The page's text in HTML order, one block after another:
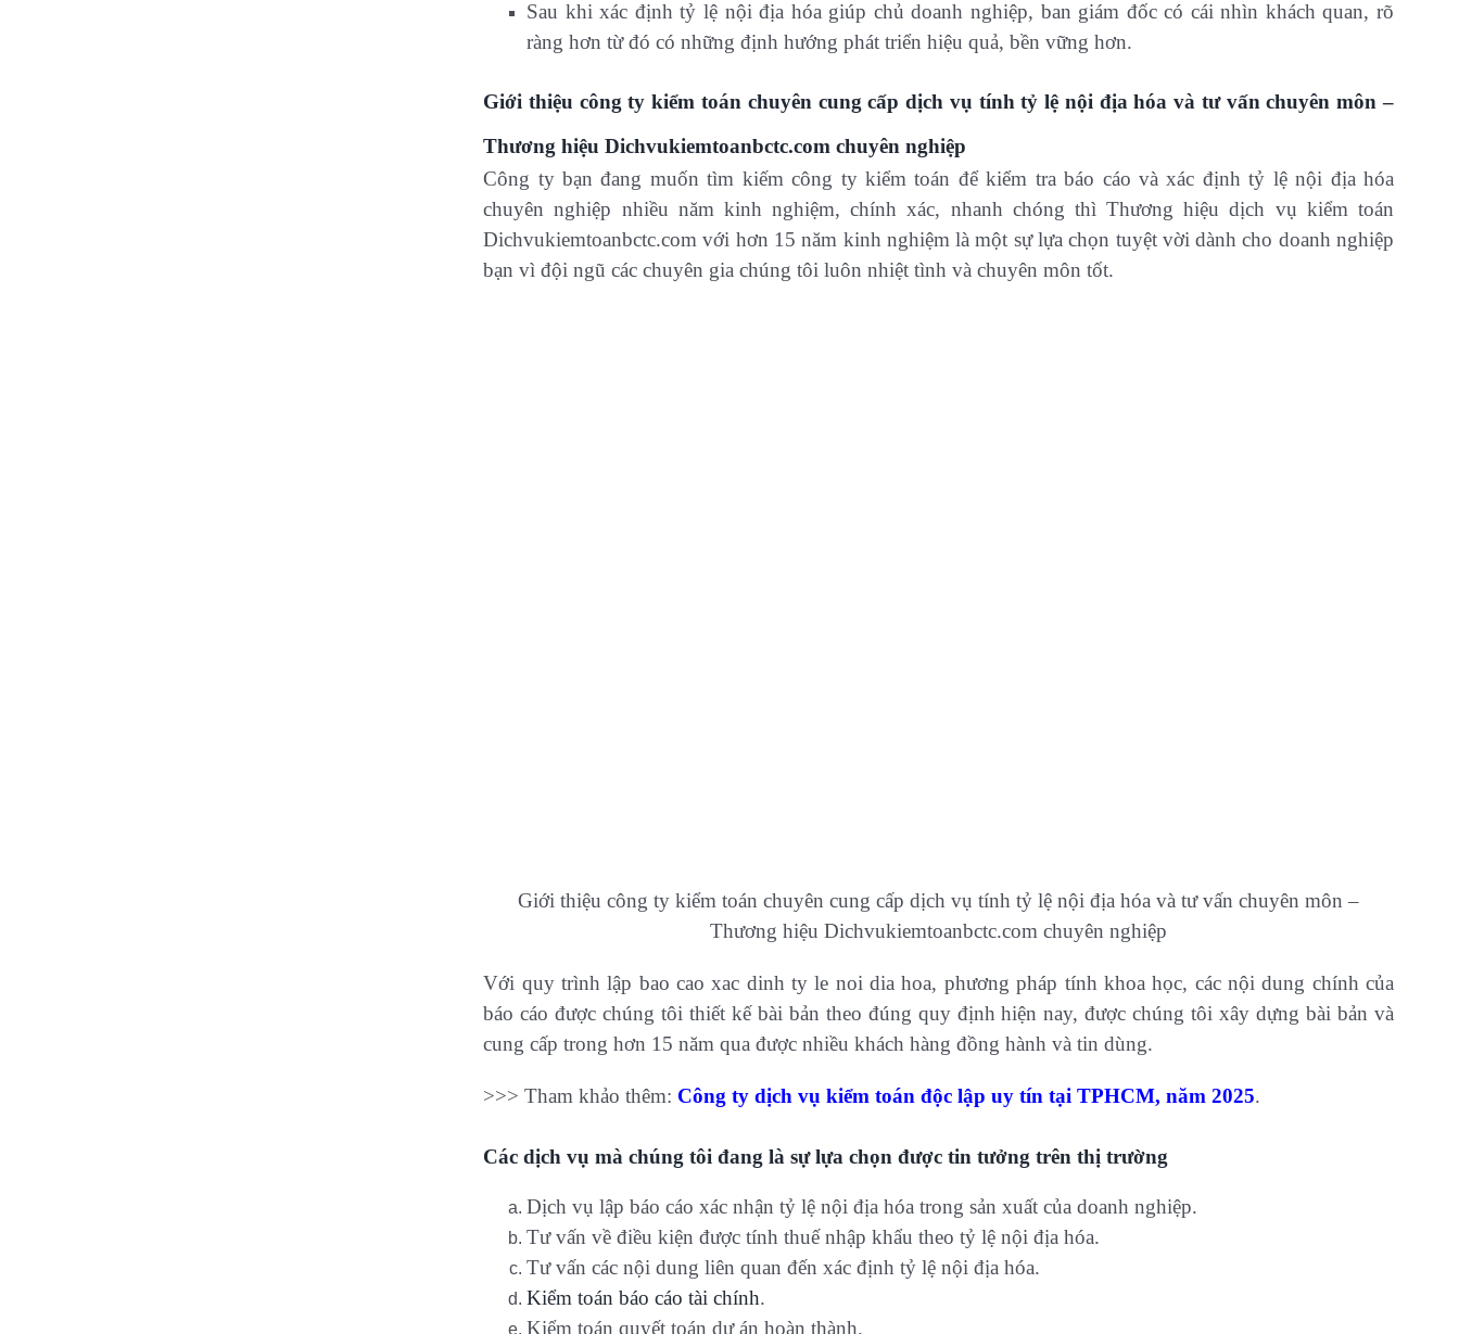
Sau khi xác định tỷ lệ nội địa hóa giúp chủ doanh nghiệp, ban giám đốc có cái nhìn khách quan, rõ
ràng hơn từ đó có những định hướng phát triển hiệu quả, bền vững hơn.
Giới thiệu công ty kiểm toán chuyên cung cấp dịch vụ tính tỷ lệ nội địa hóa và tư vấn chuyên môn –
Thương hiệu Dichvukiemtoanbctc.com chuyên nghiệp
Công ty bạn đang muốn tìm kiếm công ty kiểm toán để kiểm tra báo cáo và xác định tỷ lệ nội địa hóa
chuyên nghiệp nhiều năm kinh nghiệm, chính xác, nhanh chóng thì Thương hiệu dịch vụ kiểm toán
Dichvukiemtoanbctc.com với hơn 15 năm kinh nghiệm là một sự lựa chọn tuyệt vời dành cho doanh nghiệp
bạn vì đội ngũ các chuyên gia chúng tôi luôn nhiệt tình và chuyên môn tốt.
Giới thiệu công ty kiểm toán chuyên cung cấp dịch vụ tính tỷ lệ nội địa hóa và tư vấn chuyên môn –
Thương hiệu Dichvukiemtoanbctc.com chuyên nghiệp
Với quy trình lập bao cao xac dinh ty le noi dia hoa, phương pháp tính khoa học, các nội dung chính của
báo cáo được chúng tôi thiết kế bài bản theo đúng quy định hiện nay, được chúng tôi xây dựng bài bản và
cung cấp trong hơn 15 năm qua được nhiều khách hàng đồng hành và tin dùng.
>>> Tham khảo thêm: Công ty dịch vụ kiểm toán độc lập uy tín tại TPHCM, năm 2025.
Các dịch vụ mà chúng tôi đang là sự lựa chọn được tin tưởng trên thị trường
Dịch vụ lập báo cáo xác nhận tỷ lệ nội địa hóa trong sản xuất của doanh nghiệp.
Tư vấn về điều kiện được tính thuế nhập khẩu theo tỷ lệ nội địa hóa.
Tư vấn các nội dung liên quan đến xác định tỷ lệ nội địa hóa.
Kiểm toán báo cáo tài chính.
Kiểm toán quyết toán dự án hoàn thành.